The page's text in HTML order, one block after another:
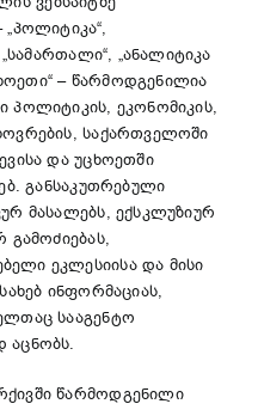
„პოლიტიკა“,
„ანალიტიკა
– წარმოდგენილია
ეკონომიკის,
საქართველოში
და უცხოეთში
განსაკუთრებული
მასალებს, ექსკლუზიურ
გამოძიებას,
ეკლესიისა და მისი
ინფორმაციას,
სააგენტო
აცნობს.
წარმოდგენილი